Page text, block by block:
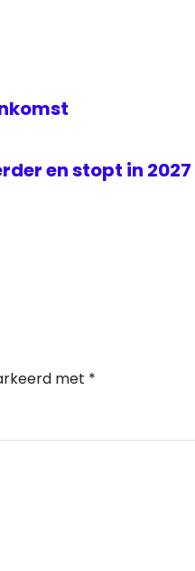
en stopt in 2027
met *